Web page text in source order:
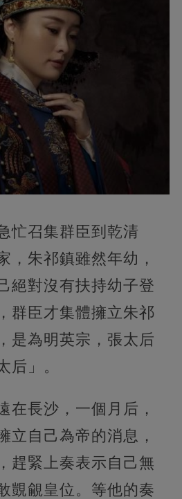
忙召集群臣到乾清
，朱祁鎮雖然年幼，
絕對沒有扶持幼子登
群臣才集體擁立朱祁
是為明英宗，張太后
后」。
在長沙，一個月后，
立自己為帝的消息，
趕緊上奏表示自己無
覬覦皇位。等他的奏